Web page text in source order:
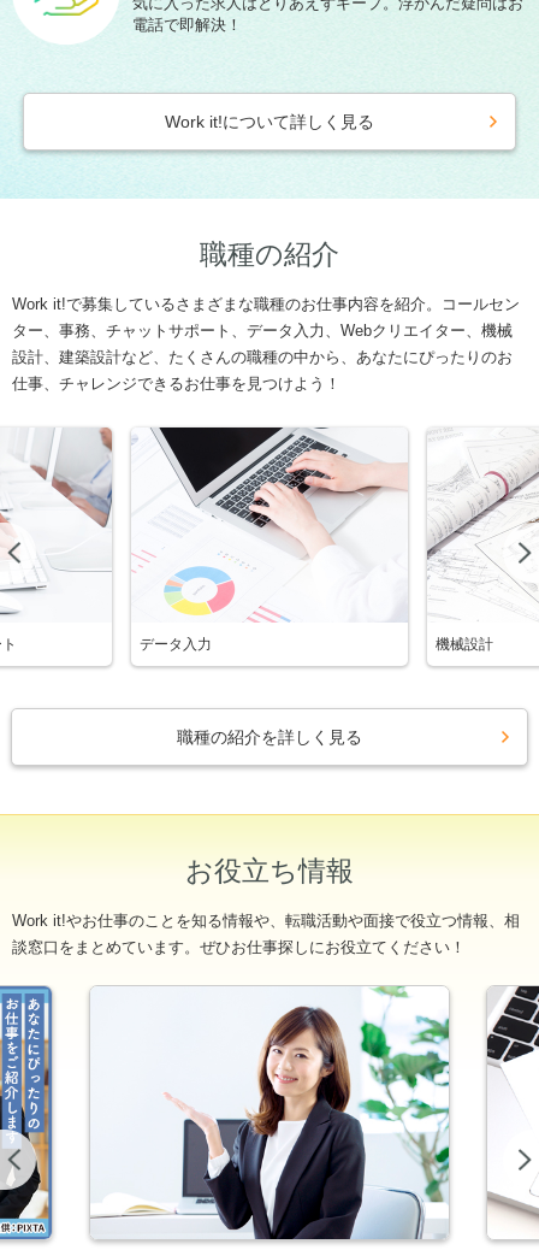
電話で即解決！
Work it!について詳しく見る
職種の紹介
Work it!で募集しているさまざまな職種のお仕事内容を紹介。コールセン
ター、事務、チャットサポート、データ入力、Webクリエイター、機械
設計、建築設計など、たくさんの職種の中から、あなたにぴったりのお
仕事、チャレンジできるお仕事を見つけよう！
Previous
データ入力 機械設計
職種の紹介を詳しく見る
お役立ち情報
Work it!やお仕事のことを知る情報や、転職活動や面接で役立つ情報、相
談窓口をまとめています。ぜひお仕事探しにお役立てください！